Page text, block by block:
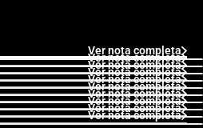
Ver nota completa
Ver nota completa
Ver nota completa
Ver nota completa
Ver nota completa
Ver nota completa
Ver nota completa
Ver nota completa
Ver nota completa
Ver nota completa